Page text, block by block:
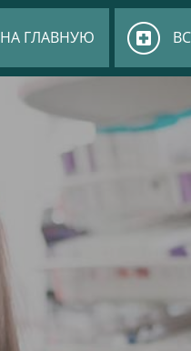
НА ГЛАВНУЮ